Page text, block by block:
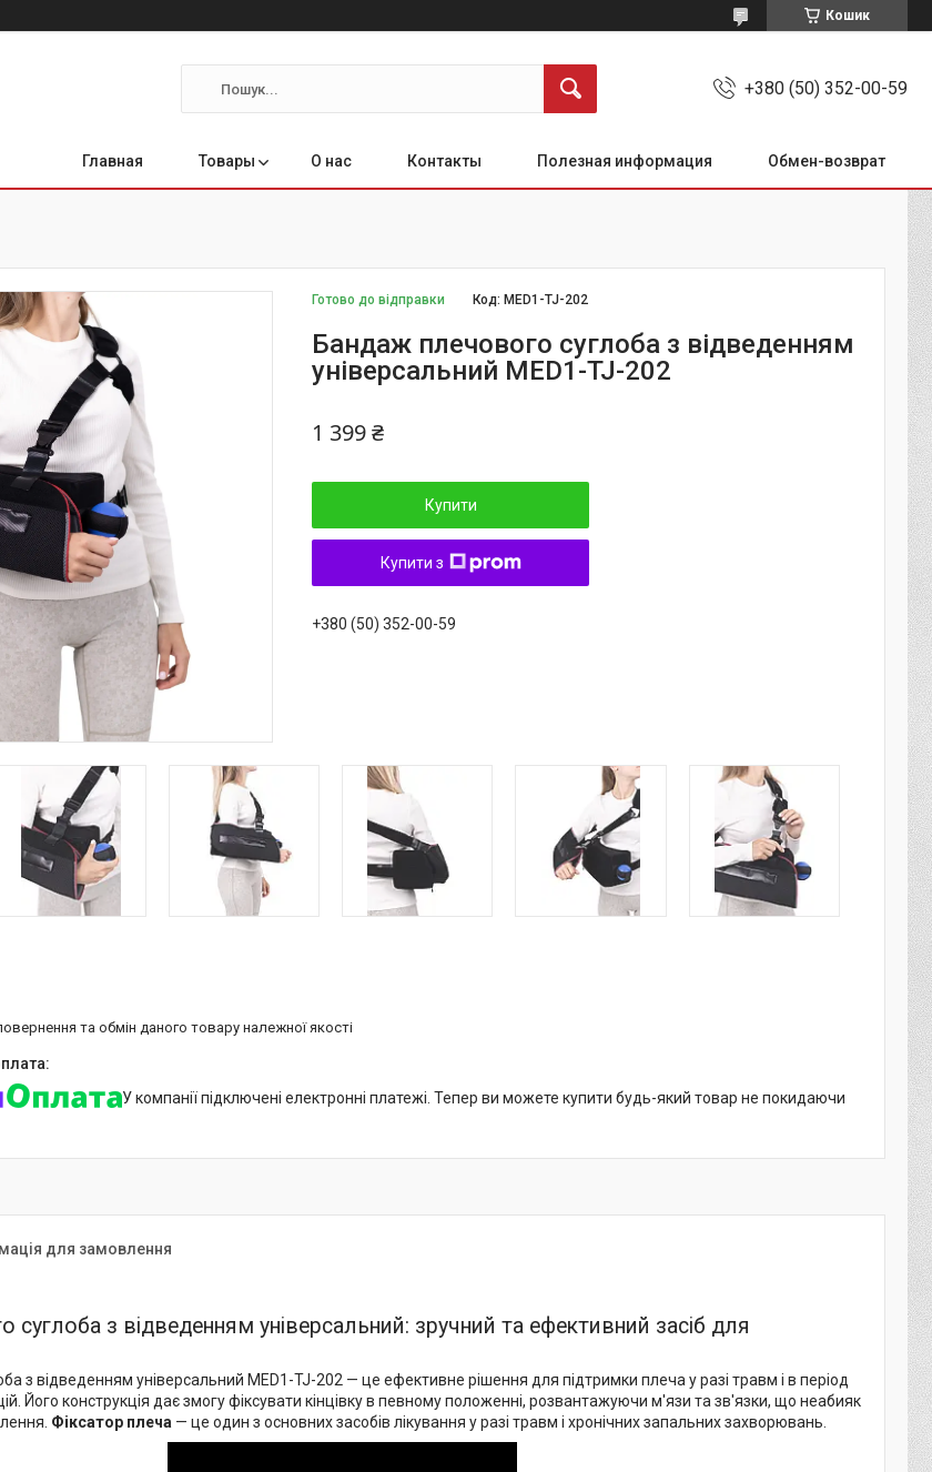
Кошик
+380 (50) 352-00-59
Главная Товары О нас Контакты Полезная информация Обмен-возврат
Готово до відправки Код: MED1-TJ-202
Бандаж плечового суглоба з відведенням
універсальний MED1-TJ-202
1 399 ₴
Купити
Купити з
+380 (50) 352-00-59
та обмін даного товару належної якості
У компанії підключені електронні платежі. Тепер ви можете купити будь-який товар не покидаючи
для замовлення
суглоба з відведенням універсальний: зручний та ефективний засіб для
з відведенням універсальний MED1-TJ-202 — це ефективне рішення для підтримки плеча у разі травм і в період
Його конструкція дає змогу фіксувати кінцівку в певному положенні, розвантажуючи м'язи та зв'язки, що неабияк
Фіксатор плеча — це один з основних засобів лікування у разі травм і хронічних запальних захворювань.